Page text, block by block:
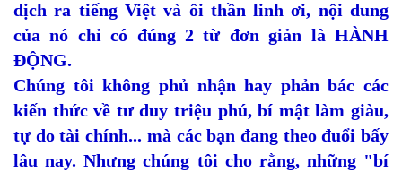
dịch ra tiếng Việt và ôi thần linh ơi, nội dung
của nó chỉ có đúng 2 từ đơn giản là HÀNH
ĐỘNG.
Chúng tôi không phủ nhận hay phản bác các
kiến thức về tư duy triệu phú, bí mật làm giàu,
tự do tài chính... mà các bạn đang theo đuổi bấy
lâu nay. Nhưng chúng tôi cho rằng, những "bí